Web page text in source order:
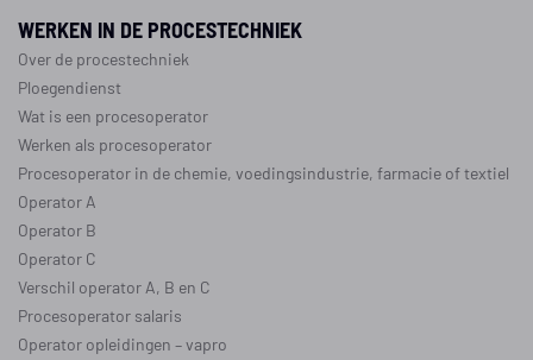
WERKEN IN DE PROCESTECHNIEK
Over de procestechniek
Ploegendienst
Wat is een procesoperator
Werken als procesoperator
Procesoperator in de chemie, voedingsindustrie, farmacie oftextiel
Operator A
Operator B
Operator C
Verschil operator A, B en C
Procesoperator salaris
Operator opleidingen –vapro